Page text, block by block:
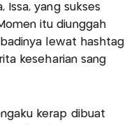
Issa, yang sukses
itu diunggah
lewat hashtag
keseharian sang
kerap dibuat